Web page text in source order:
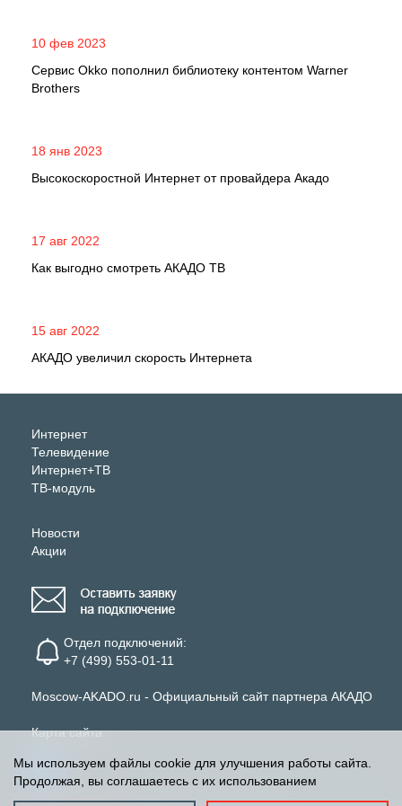
10 фев 2023
Сервис Okko пополнил библиотеку контентом Warner
Brothers
18 янв 2023
Высокоскоростной Интернет от провайдера Акадо
17 авг 2022
Как выгодно смотреть АКАДО ТВ
15 авг 2022
АКАДО увеличил скорость Интернета
Интернет
Телевидение
Интернет+ТВ
ТВ-модуль
Новости
Акции
Отдел подключений:
+7 (499) 553-01-11
Moscow-AKADO.ru - Официальный сайт партнера АКАДО
Карта сайта
Информация об обработке персональных данных
Мы используем файлы cookie для улучшения работы сайта.
Продолжая, вы соглашаетесь с их использованием